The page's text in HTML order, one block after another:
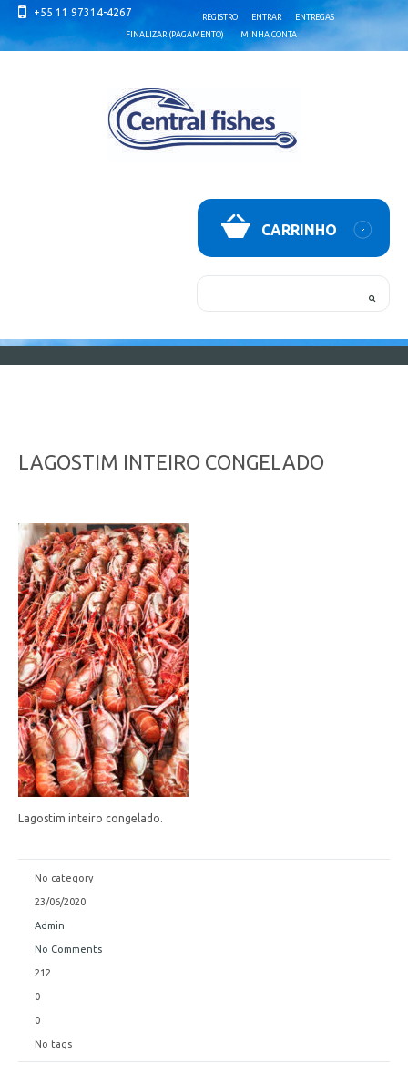
+55 11 97314-4267 REGISTRO ENTRAR
ENTREGAS
FINALIZAR (PAGAMENTO)
MINHA CONTA
CARRINHO
LAGOSTIM INTEIRO CONGELADO
Lagostim inteiro congelado.
No category
23/06/2020
Admin
No Comments
212
0
0
No tags